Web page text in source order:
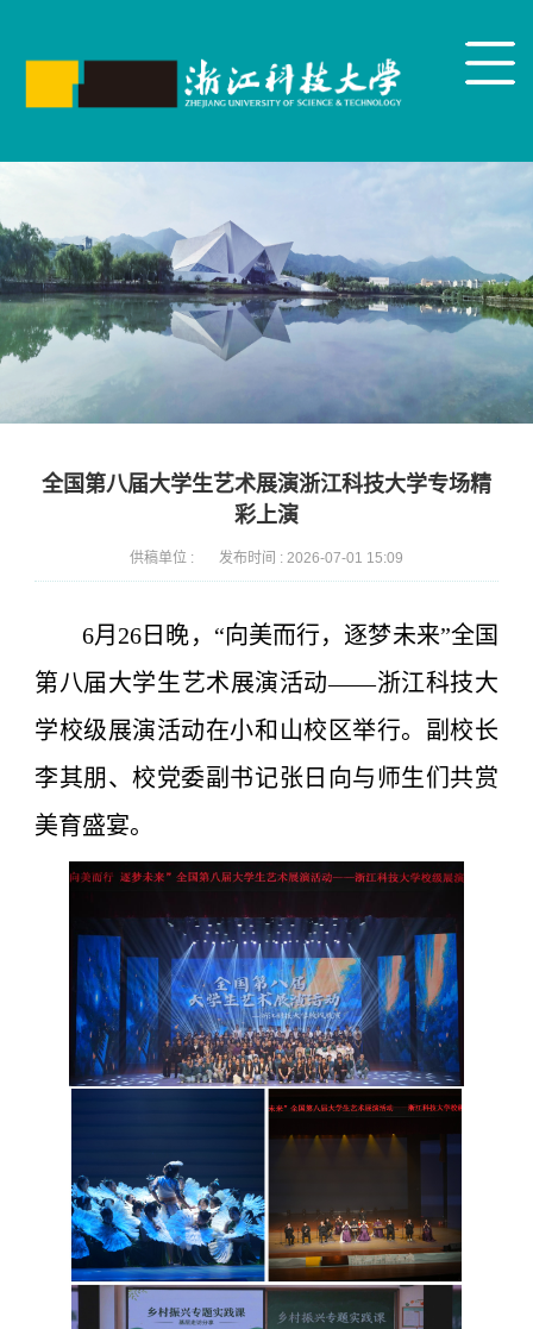
全国第八届大学生艺术展演浙江科技大学专场精
彩上演
供稿单位 : 发布时间 : 2026-07-01 15:09
6月26日晚，“向美而行，逐梦未来”全国
第八届大学生艺术展演活动——浙江科技大
学校级展演活动在小和山校区举行。副校长
李其朋、校党委副书记张日向与师生们共赏
美育盛宴。